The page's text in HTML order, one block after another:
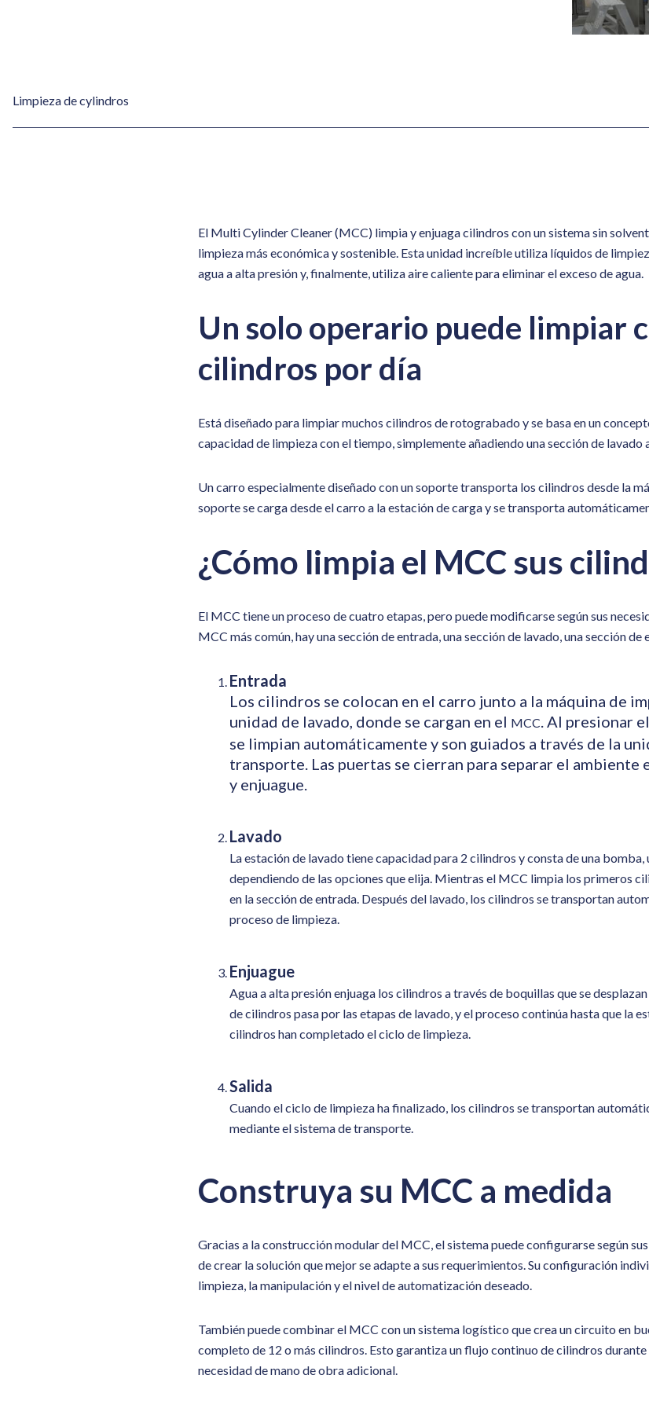
Limpieza de cylindros
El Multi Cylinder Cleaner (MCC) limpia y enjuaga cilindros con un sistema sin
limpieza más económica y sostenible. Esta unidad increíble utiliza líquidos de
agua a alta presión y, finalmente, utiliza aire caliente para eliminar el exceso de agua.
Un solo operario puede limpiar
cilindros por día
Está diseñado para limpiar muchos cilindros de rotograbado y se basa en un
capacidad de limpieza con el tiempo, simplemente añadiendo una sección de lavado
Un carro especialmente diseñado con un soporte transporta los cilindros desde la
soporte se carga desde el carro a la estación de carga y se transporta
¿Cómo limpia el MCCsus
El MCC tiene un proceso de cuatro etapas, pero puede modificarse según sus
MCC más común, hay una sección de entrada, una sección de lavado, una sección de
Entrada
Los cilindros se colocan en el carro junto a la máquina de
unidad de lavado, donde se cargan en el MCC. Al presionar
se limpian automáticamente y son guiados a través de la
transporte. Las puertas se cierran para separar el ambiente
y enjuague.
Lavado
La estación de lavado tiene capacidad para 2 cilindros y consta de una
dependiendo de las opciones que elija. Mientras el MCC limpia los primeros
en la sección de entrada. Después del lavado, los cilindros se transportan
proceso de limpieza.
Enjuague
Agua a alta presión enjuaga los cilindros a través de boquillas que se
de cilindros pasa por las etapas de lavado, y el proceso continúa hasta que la
cilindros han completado el ciclo de limpieza.
Salida
Cuando el ciclo de limpieza ha finalizado, los cilindros se transportan
mediante el sistema de transporte.
Construya su MCC a medida
Gracias a la construcción modular del MCC, el sistema puede configurarse según
de crear la solución que mejor se adapte a sus requerimientos. Su configuración
limpieza, la manipulación y el nivel de automatización deseado.
También puede combinar el MCC con un sistema logístico que crea un circuito en
completo de 12 o más cilindros. Esto garantiza un flujo continuo de cilindros
necesidad de mano de obra adicional.